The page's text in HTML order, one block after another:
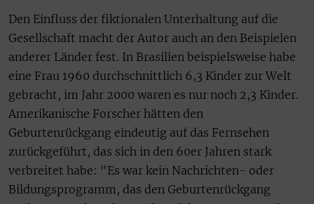
Den Einfluss der fiktionalen Unterhaltung auf die
Gesellschaft macht der Autor auch an den Beispielen
anderer Länder fest. In Brasilien beispielsweise habe
eine Frau 1960 durchschnittlich 6,3 Kinder zur Welt
gebracht, im Jahr 2000 waren es nur noch 2,3 Kinder.
Amerikanische Forscher hätten den
Geburtenrückgang eindeutig auf das Fernsehen
zurückgeführt, das sich in den 60er Jahren stark
verbreitet habe: "Es war kein Nachrichten- oder
Bildungsprogramm, das den Geburtenrückgang